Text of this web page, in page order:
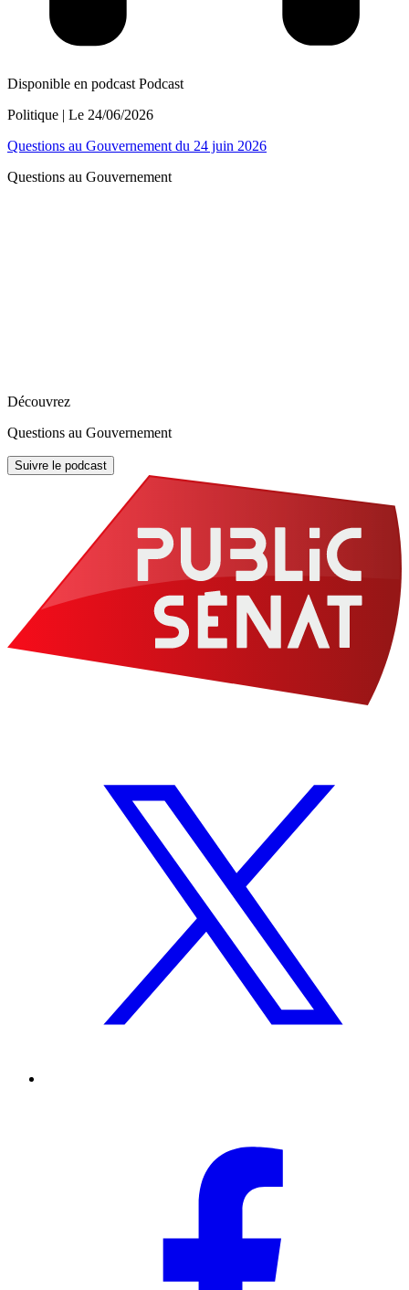
Disponible en podcast Podcast
Politique | Le 24/06/2026
Questions au Gouvernement du 24 juin 2026
Questions au Gouvernement
Découvrez
Questions au Gouvernement
Suivre le podcast